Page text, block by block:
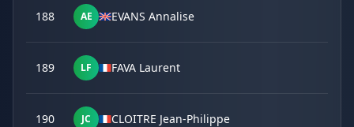
188 AE EVANS Annalise
189 LF FAVA Laurent
190 JC CLOITRE Jean-Philippe